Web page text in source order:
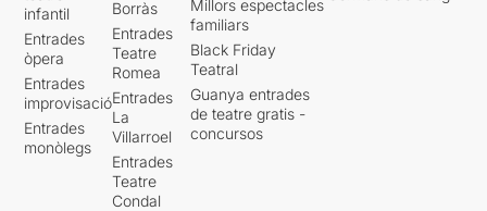
infantil
Entrades
òpera
Entrades
improvisació
Entrades
monòlegs
Borràs
Entrades
Teatre
Romea
Entrades
La
Villarroel
Entrades
Teatre
Condal
Millors espectacles
familiars
Black Friday
Teatral
Guanya entrades
de teatre gratis -
concursos